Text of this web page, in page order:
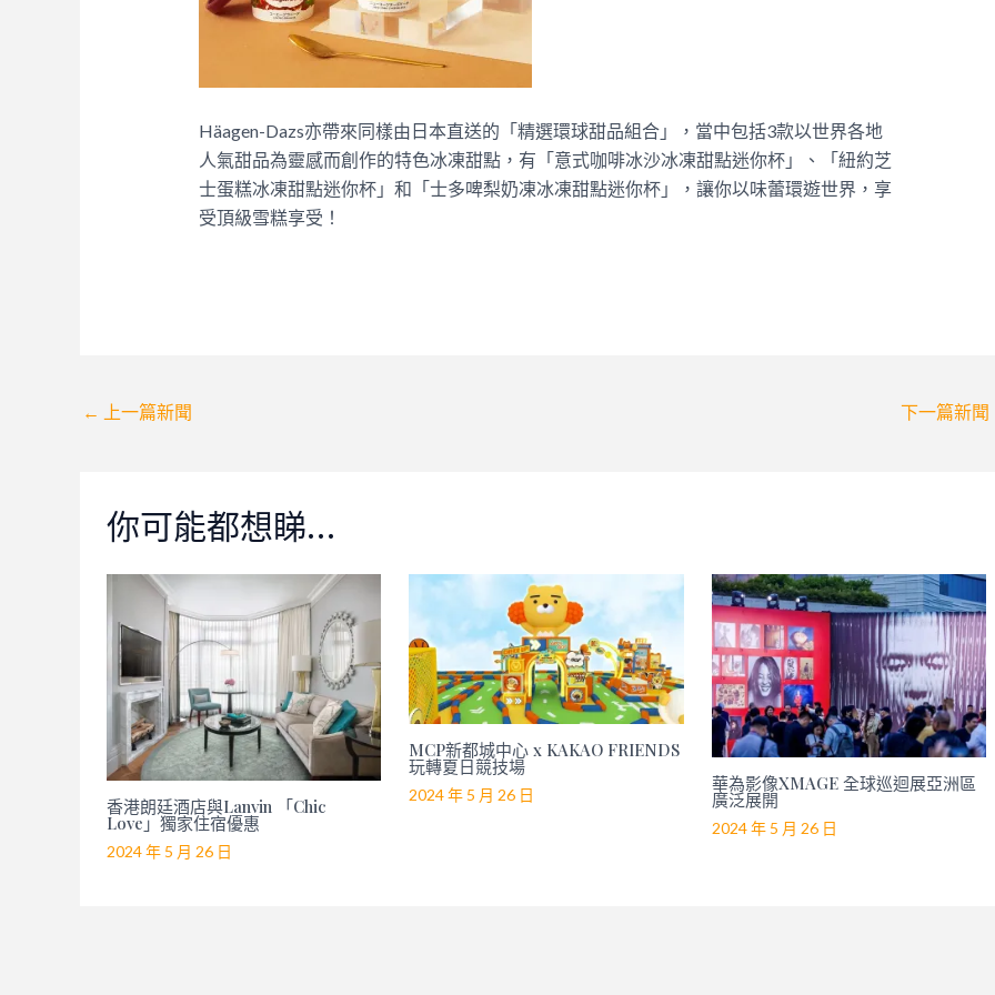
Häagen-Dazs亦帶來同樣由日本直送的「精選環球甜品組合」，當中包括3款以世界各地
人氣甜品為靈感而創作的特色冰凍甜點，有「意式咖啡冰沙冰凍甜點迷你杯」、「紐約芝
士蛋糕冰凍甜點迷你杯」和「士多啤梨奶凍冰凍甜點迷你杯」，讓你以味蕾環遊世界，享
受頂級雪糕享受！
Post
← 上一篇新聞 下一篇新聞
你可能都想睇…
香港朗廷酒店與Lanvin 「Chic
Love」獨家住宿優惠
2024 年 5 月 26 日
MCP新都城中心 x KAKAO FRIENDS
玩轉夏日競技場
2024 年 5 月 26 日
華為影像XMAGE 全球巡迴展亞洲區
廣泛展開
2024 年 5 月 26 日